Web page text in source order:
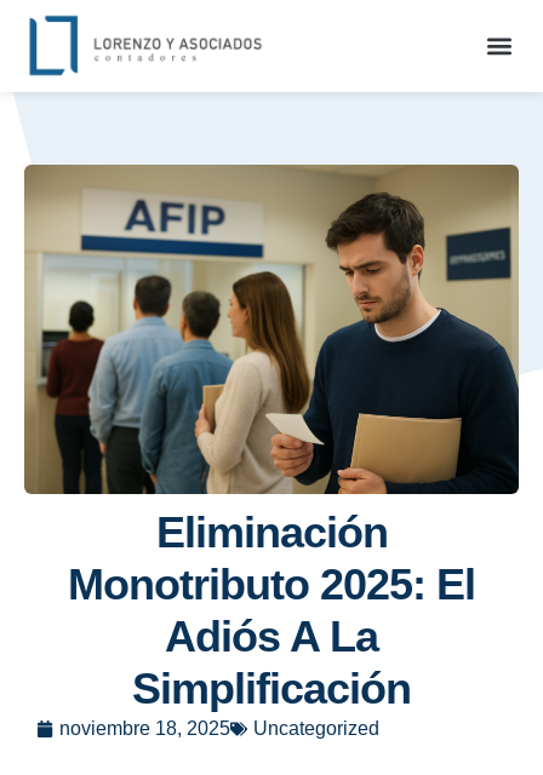
Eliminación
Monotributo 2025: El
Adiós A La
Simplificación
noviembre 18, 2025 Uncategorized